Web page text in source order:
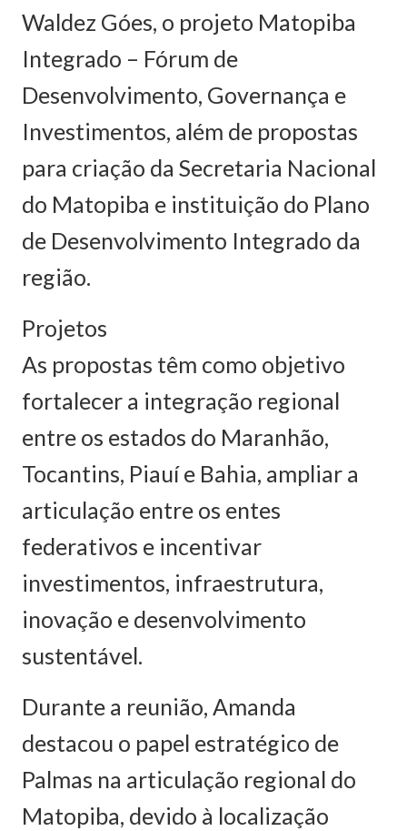
Waldez Góes, o projeto Matopiba
Integrado – Fórum de
Desenvolvimento, Governança e
Investimentos, além de propostas
para criação da Secretaria Nacional
do Matopiba e instituição do Plano
de Desenvolvimento Integrado da
região.
Projetos
As propostas têm como objetivo
fortalecer a integração regional
entre os estados do Maranhão,
Tocantins, Piauí e Bahia, ampliar a
articulação entre os entes
federativos e incentivar
investimentos, infraestrutura,
inovação e desenvolvimento
sustentável.
Durante a reunião, Amanda
destacou o papel estratégico de
Palmas na articulação regional do
Matopiba, devido à localização